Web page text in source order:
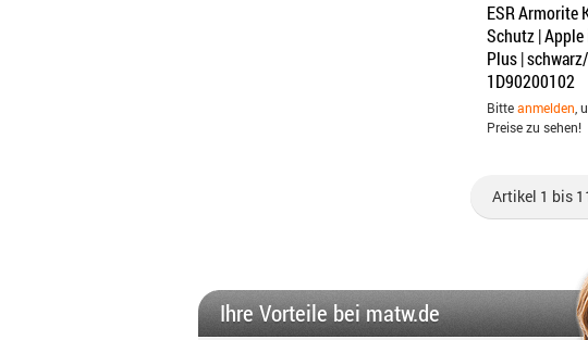
ESR Armorite
Schutz |
Plus |
1D90200102
Bitteanmelden ,
Preise zu sehen!
Artikel 1 bis
Ihre Vorteile bei matw.de